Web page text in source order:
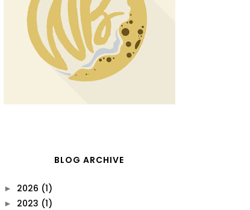
BLOG ARCHIVE
► 2026 (1)
► 2023 (1)